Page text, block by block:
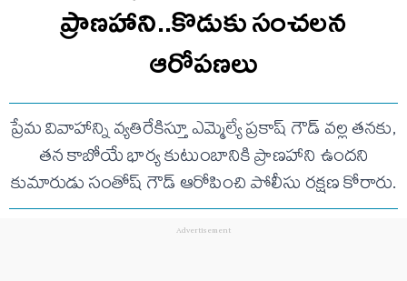
ప్రాణహాని..కొడుకు సంచలన
ఆరోపణలు
ప్రేమ వివాహాన్ని వ్యతిరేకిస్తూ ఎమ్మెల్యే ప్రకాష్ గౌడ్ వల్ల తనకు,
తన కాబోయే భార్య కుటుంబానికి ప్రాణహాని ఉందని
కుమారుడు సంతోష్ గౌడ్ ఆరోపించి పోలీసు రక్షణ కోరారు.